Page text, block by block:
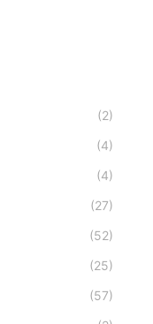
(2)
(4)
(4)
(27)
(52)
(25)
(57)